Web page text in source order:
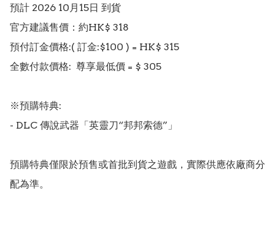
預計 2026 10月15日 到貨
官方建議售價：約HK$ 318
預付訂金價格:( 訂金:$100 ) = HK$ 315
全數付款價格:  尊享最低價 = $ 305
※預購特典:
- DLC 傳說武器「英靈刀“邦邦索德”」
預購特典僅限於預售或首批到貨之遊戲，實際供應依廠商分
配為準。